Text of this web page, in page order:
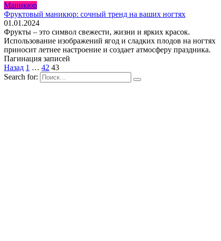
Маникюр
Фруктовый маникюр: сочный тренд на ваших ногтях
01.01.2024
Фрукты – это символ свежести, жизни и ярких красок.
Использование изображений ягод и сладких плодов на ногтях
приносит летнее настроение и создает атмосферу праздника.
Пагинация записей
Назад 1 … 42 43
Search for: